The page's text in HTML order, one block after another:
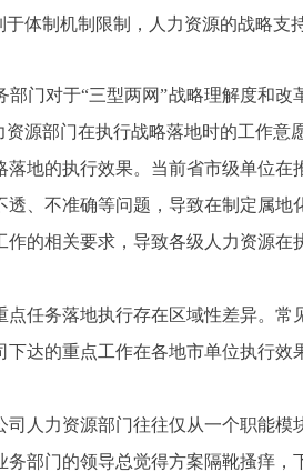
体制机制限制，人力资源的战略支
门对于“三型两网”战略理解度和改
源部门在执行战略落地时的工作意
地的执行效果。当前省市级单位在
、不准确等问题，导致在制定属地
的相关要求，导致各级人力资源在
任务落地执行存在区域性差异。常
达的重点工作在各地市单位执行效
人力资源部门往往仅从一个职能模
部门的领导总觉得方案隔靴搔痒，